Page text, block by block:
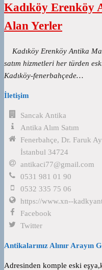
Kadıköy Erenköy
Alan Yerler
Kadıköy Erenköy Antika
satım hizmetleri her türden
Kadıköy-fenerbahçede…
İletişim
Sancak Antika
Antika Alım Satım
Fenerbahçe, Dr. Faruk
İstanbul 34724
antikaci77@gmail.com
0531 981 01 90
0532 335 75 06
https://www.xn--
Facebook
Twitter
Antikalarınız Alınır Arayın
Adresinden komple eski